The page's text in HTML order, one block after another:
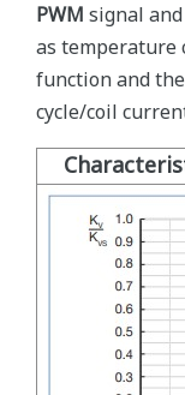
PWM signal
as temperature
function and
cycle/coil